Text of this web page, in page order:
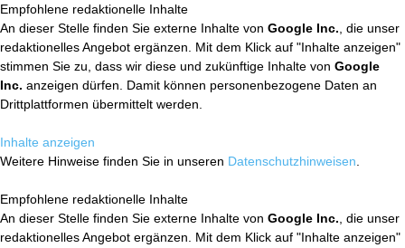
Empfohlene redaktionelle Inhalte
An dieser Stelle finden Sie externe Inhalte von Google Inc. , die unser
redaktionelles Angebot ergänzen. Mit dem Klick auf "Inhalte anzeigen"
stimmen Sie zu, dass wir diese und zukünftige Inhalte von Google
Inc. anzeigen dürfen. Damit können personenbezogene Daten an
Drittplattformen übermittelt werden.
Inhalte anzeigen
Weitere Hinweise finden Sie in unseren Datenschutzhinweisen
Empfohlene redaktionelle Inhalte
An dieser Stelle finden Sie externe Inhalte von Google Inc. , die unser
redaktionelles Angebot ergänzen. Mit dem Klick auf "Inhalte anzeigen"